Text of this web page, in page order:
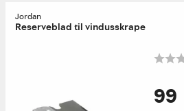
Jordan
Reserveblad til vindusskrape
99